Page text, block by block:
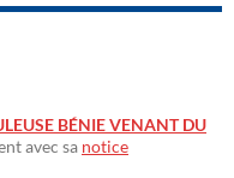
BÉNIE VENANT DU
avec sa notice